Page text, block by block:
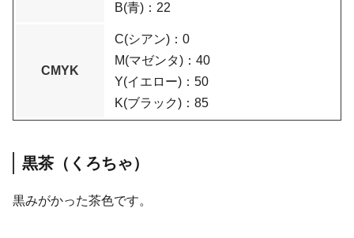
B(青)：22
CMYK
C(シアン)：0
M(マゼンタ)：40
Y(イエロー)：50
K(ブラック)：85
黒茶（くろちゃ）
黒みがかった茶色です。